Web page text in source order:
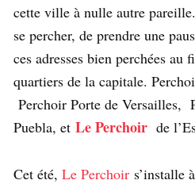
cette ville à nulle autre
se percher, de prendre une
ces adresses bien perchées au
quartiers de la capitale.
Perchoir Porte de Versailles,
Puebla, et Le Perchoir de
Cet été, Le Perchoir s’installe